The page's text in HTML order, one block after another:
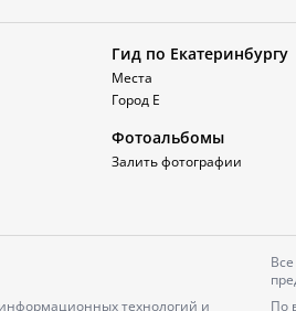
Гид по Екатеринбургу
Места
Город Е
Фотоальбомы
Залить фотографии
технологий и
По